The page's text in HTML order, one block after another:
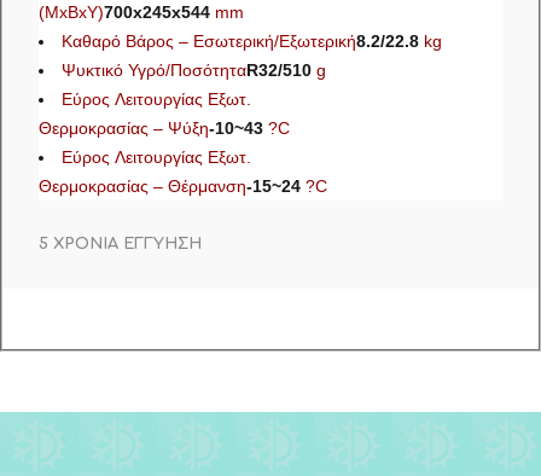
(ΜxBxY)700x245x544 mm
Καθαρό Βάρος – Εσωτερική/Εξωτερική8.2/22.8 kg
Ψυκτικό Υγρό/ΠοσότηταR32/510 g
Εύρος Λειτουργίας Εξωτ.
Θερμοκρασίας – Ψύξη-10~43 ?C
Εύρος Λειτουργίας Εξωτ.
Θερμοκρασίας – Θέρμανση-15~24 ?C
5 ΧΡΟΝΙΑ ΕΓΓΥΗΣΗ